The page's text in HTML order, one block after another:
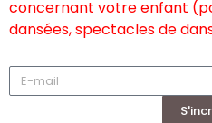
concernant votre enfant
dansées, spectacles de